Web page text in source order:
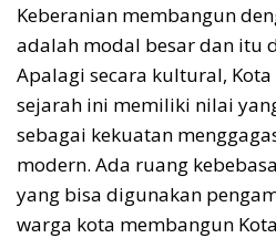
Keberanian membangun
adalah modal besar dan itu
Apalagi secara kultural,
sejarah ini memiliki nilai
sebagai kekuatan
modern. Ada ruang
yang bisa digunakan
warga kota membangun